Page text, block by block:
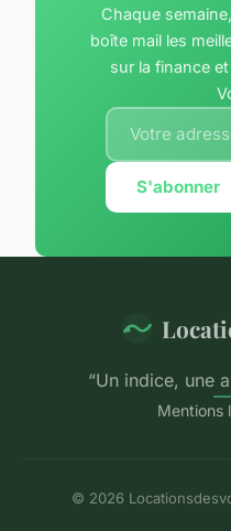
Chaque
boîte mail les
sur la finance
S'abonner
“Un indice, une
Mentions
© 2026